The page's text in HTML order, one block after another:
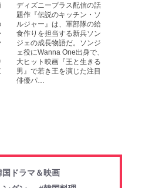
ディズニープラス配信の話
題作『伝説のキッチン・ソ
ルジャー』は、軍部隊の給
食作りを担当する新兵ソン
ジェの成長物語だ。ソンジ
ェ役にWanna One出身で、
大ヒット映画『王と生きる
男』で若き王を演じた注目
俳優パ…
国ドラマ＆映画